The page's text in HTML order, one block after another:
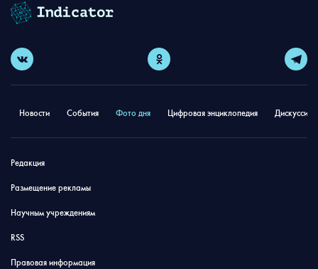
Новости События Фото дня Цифровая энциклопедия
Редакция
Размещение рекламы
Научным учреждениям
RSS
Правовая информация